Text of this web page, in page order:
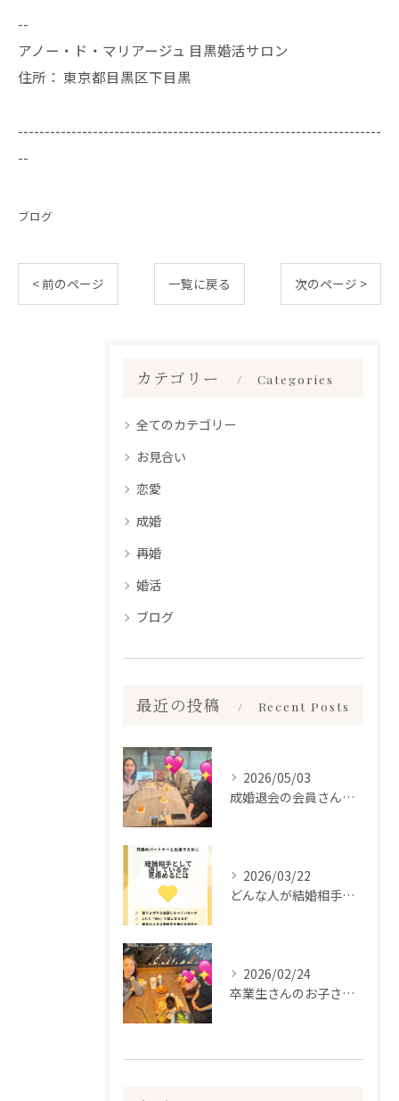
--
アノー・ド・マリアージュ 目黒婚活サロン
住所： 東京都目黒区下目黒
--------------------------------------------------------------------
--
ブログ
< 前のページ 一覧に戻る 次のページ >
カテゴリー Categories
全てのカテゴリー
お見合い
恋愛
成婚
再婚
婚活
ブログ
最近の投稿 Recent Posts
2026/05/03
成婚退会の会員さんとお会いして来ました✨
2026/03/22
どんな人が結婚相手だといいのか
2026/02/24
卒業生さんのお子さんに会って来ました✨